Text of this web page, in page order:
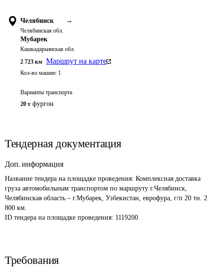
Челябинск →
Челябинская обл.
Мубарек
Кашкадарьинская обл.
2 723 км Маршрут на карте
Кол-во машин: 1
Варианты транспорта
20 т фургон
Тендерная документация
Доп. информация
Название тендера на площадке проведения: Комплексная доставка
груза автомобильным транспортом по маршруту г.Челябинск,
Челябинская область – г.Мубарек, Узбекистан, еврофура, г/п 20 тн. 2
800 км.
ID тендера на площадке проведения: 1119200
Требования